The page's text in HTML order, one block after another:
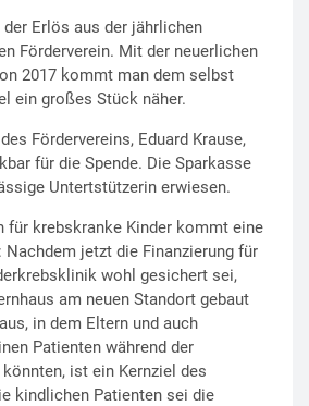
Erlös aus der jährlichen
Förderverein. Mit der neuerlichen
2017 kommt man dem selbst
ein großes Stück näher.
Fördervereins, Eduard Krause,
für die Spende. Die Sparkasse
Untertstützerin erwiesen.
für krebskranke Kinder kommt eine
Nachdem jetzt die Finanzierung für
wohl gesichert sei,
am neuen Standort gebaut
in dem Eltern und auch
Patienten während der
ist ein Kernziel des
kindlichen Patienten sei die